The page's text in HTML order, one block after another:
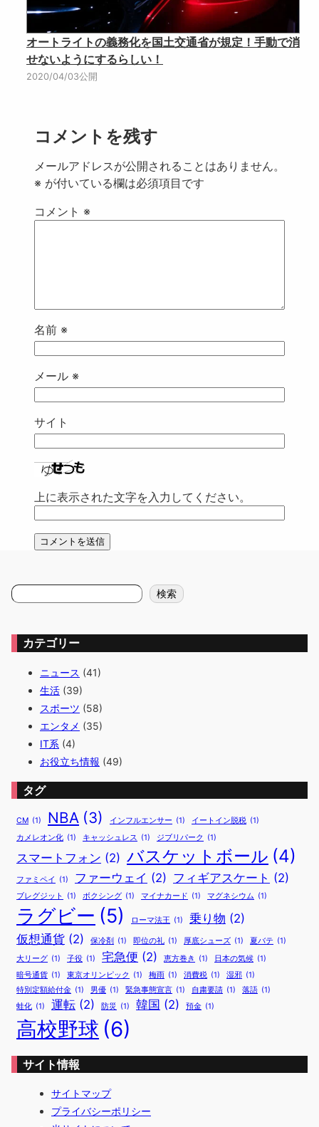
オートライトの義務化を国土交通省が規定！手動で消
せないようにするらしい！
2020/04/03公開
コメントを残す
メールアドレスが公開されることはありません。
※ が付いている欄は必須項目です
コメント ※
名前 ※
メール ※
サイト
上に表示された文字を入力してください。
検
索
検索
カテゴリー
ニュース (41)
生活 (39)
スポーツ (58)
エンタメ (35)
IT系 (4)
お役立ち情報 (49)
タグ
CM (1) NBA (3) インフルエンサー (1) イートイン脱税 (1)
カメレオン化 (1) キャッシュレス (1) ジブリパーク (1)
スマートフォン (2) バスケットボール (4)
ファミペイ (1) ファーウェイ (2) フィギアスケート (2)
ブレグジット (1) ボクシング (1) マイナカード (1) マグネシウム (1)
ラグビー (5) ローマ法王 (1) 乗り物 (2)
仮想通貨 (2) 保冷剤 (1) 即位の礼 (1) 厚底シューズ (1) 夏バテ (1)
大リーグ (1) 子役 (1) 宅急便 (2) 恵方巻き (1) 日本の気候 (1)
暗号通貨 (1) 東京オリンピック (1) 梅雨 (1) 消費税 (1) 湿邪 (1)
特別定額給付金 (1) 男優 (1) 緊急事態宣言 (1) 自粛要請 (1) 落語 (1)
蛙化 (1) 運転 (2) 防災 (1) 韓国 (2) 預金 (1)
高校野球 (6)
サイト情報
サイトマップ
プライバシーポリシー